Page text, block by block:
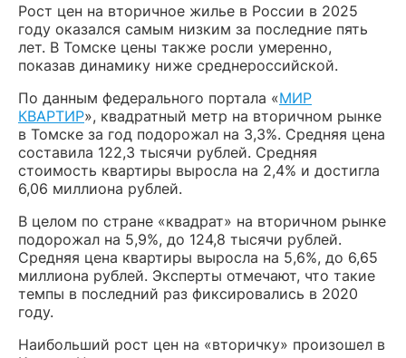
Рост цен на вторичное жилье в России в 2025
году оказался самым низким за последние пять
лет. В Томске цены также росли умеренно,
показав динамику ниже среднероссийской.
По данным федерального портала «МИР
КВАРТИР», квадратный метр на вторичном рынке
в Томске за год подорожал на 3,3%. Средняя цена
составила 122,3 тысячи рублей. Средняя
стоимость квартиры выросла на 2,4% и достигла
6,06 миллиона рублей.
В целом по стране «квадрат» на вторичном рынке
подорожал на 5,9%, до 124,8 тысячи рублей.
Средняя цена квартиры выросла на 5,6%, до 6,65
миллиона рублей. Эксперты отмечают, что такие
темпы в последний раз фиксировались в 2020
году.
Наибольший рост цен на «вторичку» произошел в